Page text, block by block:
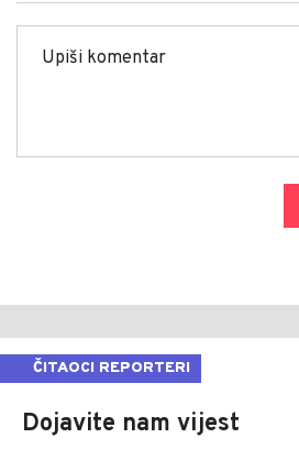
ČITAOCI REPORTERI
Dojavite nam vijest